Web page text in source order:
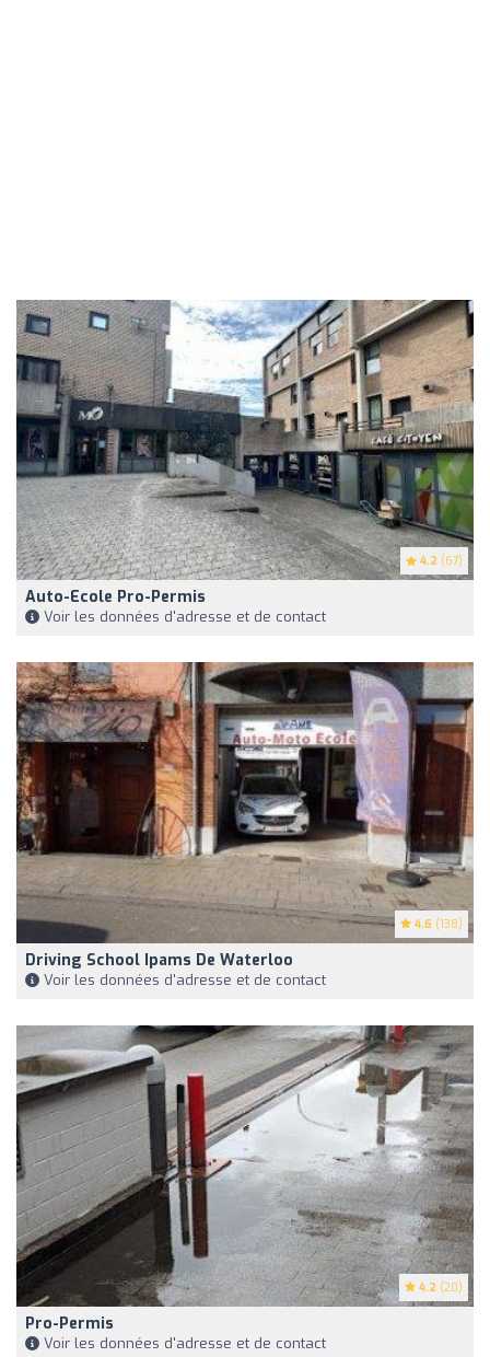
4.2 (67)
Auto-Ecole Pro-Permis
Voir les données d'adresse et de contact
4.6 (138)
Driving School Ipams De Waterloo
Voir les données d'adresse et de contact
4.2 (20)
Pro-Permis
Voir les données d'adresse et de contact